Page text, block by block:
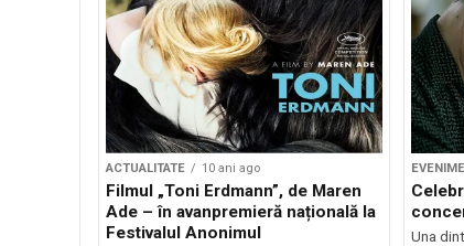
ACTUALITATE 10 ani ago
Filmul „Toni Erdmann”, de Maren
Ade – în avanpremieră națională la
Festivalul Anonimul
Una